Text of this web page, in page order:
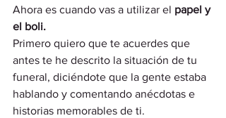
Ahora es cuando vas a utilizar el papel y
el boli.
Primero quiero que te acuerdes que
antes te he descrito la situación de tu
funeral, diciéndote que la gente estaba
hablando y comentando anécdotas e
historias memorables de ti.